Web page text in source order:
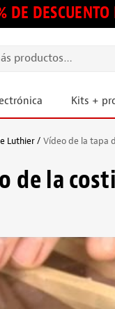
DE
Kits +
Luthier Vídeo de la tapa
de la